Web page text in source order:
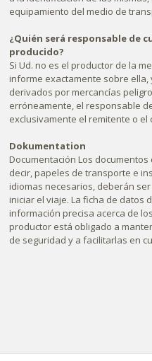
equipamiento del medio de
¿Quién será responsable de
producido?
Si Ud. no es el productor de la
informe exactamente sobre
derivados por mercancías
erróneamente, el responsable
exclusivamente el remitente o el
Dokumentation
Documentación Los
decir, papeles de transporte e
idiomas necesarios, deberán
iniciar el viaje. La ficha de datos
información precisa acerca de
productor está obligado a
de seguridad y a facilitarlas en